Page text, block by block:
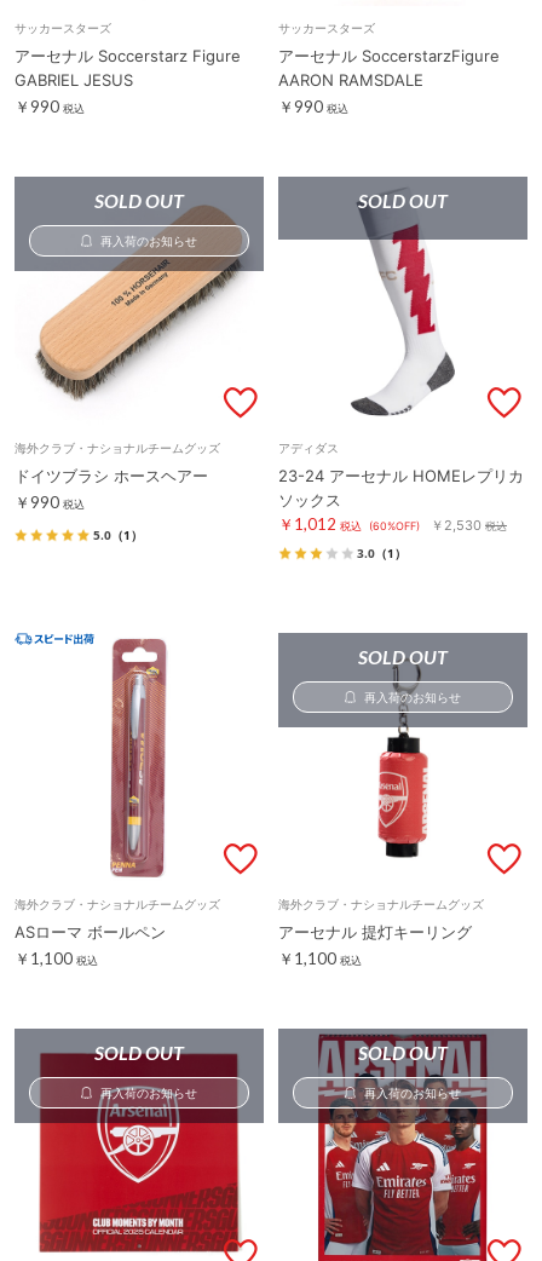
サッカースターズ
アーセナル Soccerstarz Figure
GABRIEL JESUS
￥990 税込
サッカースターズ
アーセナル SoccerstarzFigure
AARON RAMSDALE
￥990 税込
SOLD OUT
再入荷のお知らせ
海外クラブ・ナショナルチームグッズ
ドイツブラシ ホースヘアー
￥990 税込
5.0 （1）
SOLD OUT
アディダス
23-24 アーセナル HOMEレプリカ
ソックス
￥1,012 税込 (60%OFF) ￥2,530 税込
3.0 （1）
海外クラブ・ナショナルチームグッズ
ASローマ ボールペン
￥1,100 税込
SOLD OUT
再入荷のお知らせ
海外クラブ・ナショナルチームグッズ
アーセナル 提灯キーリング
￥1,100 税込
SOLD OUT
再入荷のお知らせ
SOLD OUT
再入荷のお知らせ